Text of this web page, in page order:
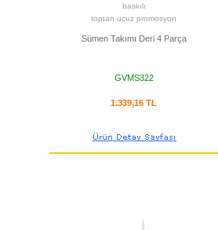
baskılı
toptan ucuz promosyon
Sümen Takımı Deri 4 Parça
GVMS322
1.339,16 TL